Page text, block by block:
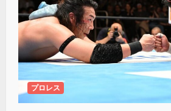
プロレス